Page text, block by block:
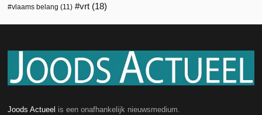
vlaams belang (11) vrt (18)
Joods Actueel is een onafhankelijk nieuwsmedium.